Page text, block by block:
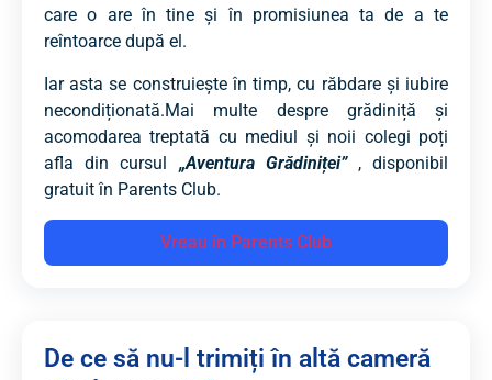
care o are în tine și în promisiunea ta de a te
reîntoarce după el.
Iar asta se construiește în timp, cu răbdare și iubire
necondiționată.Mai multe despre grădiniță și
acomodarea treptată cu mediul și noii colegi poți
afla din cursul „Aventura Grădiniței”, disponibil
gratuit în Parents Club.
Vreau în Parents Club
De ce să nu-l trimiți în altă cameră